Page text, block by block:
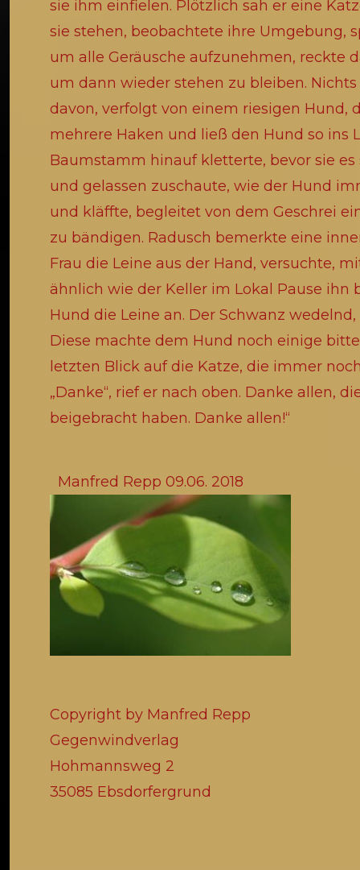
Manfred Repp 09.06. 2018
Copyright by Manfred Repp
Gegenwindverlag
Hohmannsweg 2
35085 Ebsdorfergrund